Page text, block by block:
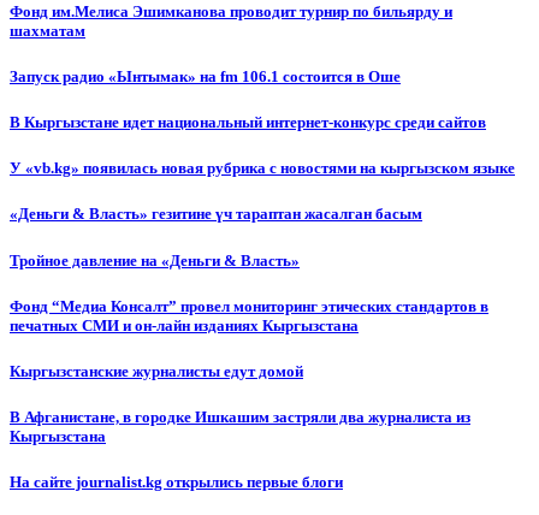
Фонд им.Мелиса Эшимканова проводит турнир по бильярду и
шахматам
Запуск радио «Ынтымак» на fm 106.1 состоится в Оше
В Кыргызстане идет национальный интернет-конкурс среди сайтов
У «vb.kg» появилась новая рубрика с новостями на кыргызском языке
«Деньги & Власть» гезитине үч тараптан жасалган басым
Тройное давление на «Деньги & Власть»
Фонд “Медиа Консалт” провел мониторинг этических стандартов в
печатных СМИ и он-лайн изданиях Кыргызстана
Кыргызстанские журналисты едут домой
В Афганистане, в городке Ишкашим застряли два журналиста из
Кыргызстана
На сайте journalist.kg открылись первые блоги